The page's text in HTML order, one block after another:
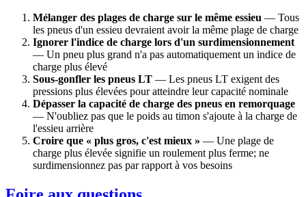
Mélanger des plages de charge sur le même essieu — Tous
les pneus d'un essieu devraient avoir la même plage de charge
Ignorer l'indice de charge lors d'un surdimensionnement
— Un pneu plus grand n'a pas automatiquement un indice de
charge plus élevé
Sous-gonfler les pneus LT — Les pneus LT exigent des
pressions plus élevées pour atteindre leur capacité nominale
Dépasser la capacité de charge des pneus en remorquage
— N'oubliez pas que le poids au timon s'ajoute à la charge de
l'essieu arrière
Croire que « plus gros, c'est mieux » — Une plage de
charge plus élevée signifie un roulement plus ferme; ne
surdimensionnez pas par rapport à vos besoins